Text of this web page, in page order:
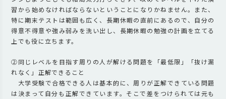
習から始めなければならないということになりかねません。また、
特に期末テストは範囲も広く、長期休暇の直前にあるので、自分の
得意不得意や強み弱みを洗い出し、長期休暇の勉強の計画を立てる
上でも役に立ちます。
②同じレベルを目指す周りの人が解ける問題を「最低限」「抜け漏
れなく」正解できること
大学受験で合格できる人は基本的に、周りが正解できている問題
は決まって自分も正解できています。そこで差をつけられては元も